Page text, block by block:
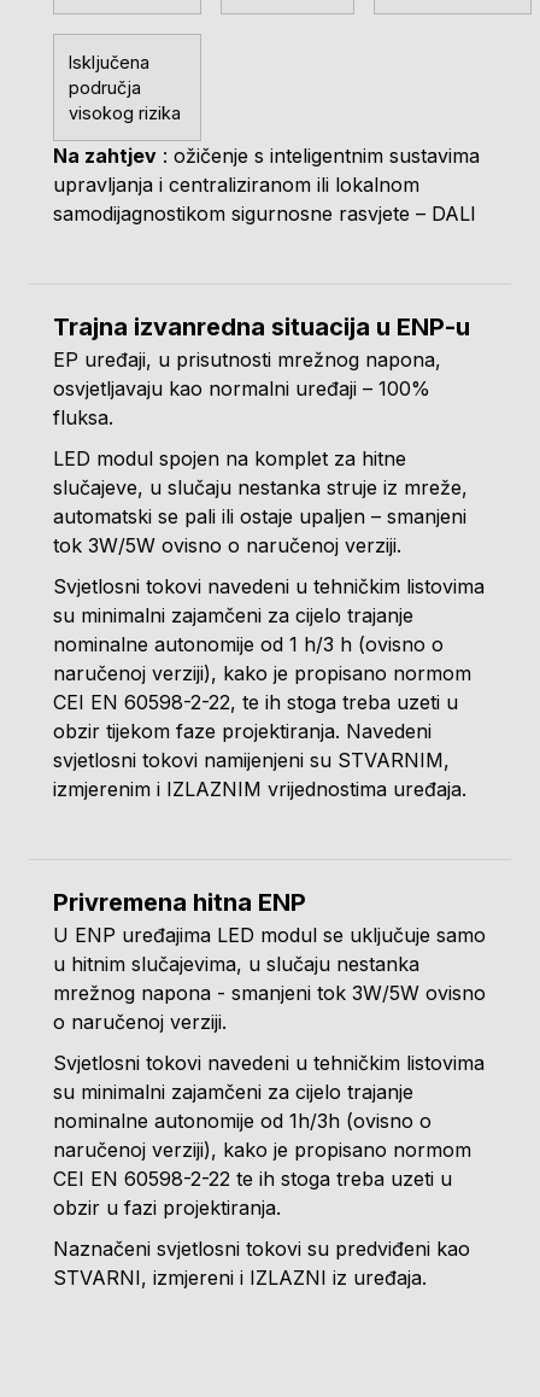
Isključena
područja
visokog rizika
Na zahtjev : ožičenje s inteligentnim sustavima
upravljanja i centraliziranom ili lokalnom
samodijagnostikom sigurnosne rasvjete – DALI
Trajna izvanredna situacija u ENP-u
EP uređaji, u prisutnosti mrežnog napona,
osvjetljavaju kao normalni uređaji – 100%
fluksa.
LED modul spojen na komplet za hitne
slučajeve, u slučaju nestanka struje iz mreže,
automatski se pali ili ostaje upaljen – smanjeni
tok 3W/5W ovisno o naručenoj verziji.
Svjetlosni tokovi navedeni u tehničkim listovima
su minimalni zajamčeni za cijelo trajanje
nominalne autonomije od 1 h/3 h (ovisno o
naručenoj verziji), kako je propisano normom
CEI EN 60598-2-22, te ih stoga treba uzeti u
obzir tijekom faze projektiranja. Navedeni
svjetlosni tokovi namijenjeni su STVARNIM,
izmjerenim i IZLAZNIM vrijednostima uređaja.
Privremena hitna ENP
U ENP uređajima LED modul se uključuje samo
u hitnim slučajevima, u slučaju nestanka
mrežnog napona - smanjeni tok 3W/5W ovisno
o naručenoj verziji.
Svjetlosni tokovi navedeni u tehničkim listovima
su minimalni zajamčeni za cijelo trajanje
nominalne autonomije od 1h/3h (ovisno o
naručenoj verziji), kako je propisano normom
CEI EN 60598-2-22 te ih stoga treba uzeti u
obzir u fazi projektiranja.
Naznačeni svjetlosni tokovi su predviđeni kao
STVARNI, izmjereni i IZLAZNI iz uređaja.